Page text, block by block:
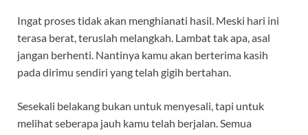
Ingat proses tidak akan menghianati hasil. Meski hari ini
terasa berat, teruslah melangkah. Lambat tak apa, asal
jangan berhenti. Nantinya kamu akan berterima kasih
pada dirimu sendiri yang telah gigih bertahan.
Sesekali belakang bukan untuk menyesali, tapi untuk
melihat seberapa jauh kamu telah berjalan. Semua